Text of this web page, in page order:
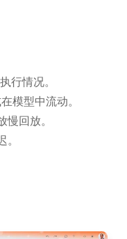
行情况。
模型中流动。
回放。